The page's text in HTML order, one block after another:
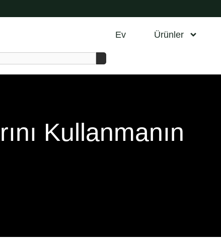
Ev Ürünler
Kullanmanın